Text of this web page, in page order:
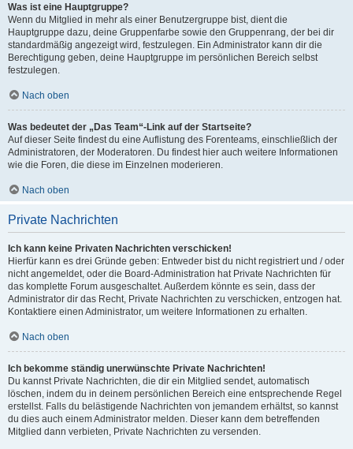
Was ist eine Hauptgruppe?
Wenn du Mitglied in mehr als einer Benutzergruppe bist, dient die
Hauptgruppe dazu, deine Gruppenfarbe sowie den Gruppenrang, der bei dir
standardmäßig angezeigt wird, festzulegen. Ein Administrator kann dir die
Berechtigung geben, deine Hauptgruppe im persönlichen Bereich selbst
festzulegen.
Nach oben
Was bedeutet der „Das Team“-Link auf der Startseite?
Auf dieser Seite findest du eine Auflistung des Forenteams, einschließlich der
Administratoren, der Moderatoren. Du findest hier auch weitere Informationen
wie die Foren, die diese im Einzelnen moderieren.
Nach oben
Private Nachrichten
Ich kann keine Privaten Nachrichten verschicken!
Hierfür kann es drei Gründe geben: Entweder bist du nicht registriert und / oder
nicht angemeldet, oder die Board-Administration hat Private Nachrichten für
das komplette Forum ausgeschaltet. Außerdem könnte es sein, dass der
Administrator dir das Recht, Private Nachrichten zu verschicken, entzogen hat.
Kontaktiere einen Administrator, um weitere Informationen zu erhalten.
Nach oben
Ich bekomme ständig unerwünschte Private Nachrichten!
Du kannst Private Nachrichten, die dir ein Mitglied sendet, automatisch
löschen, indem du in deinem persönlichen Bereich eine entsprechende Regel
erstellst. Falls du belästigende Nachrichten von jemandem erhältst, so kannst
du dies auch einem Administrator melden. Dieser kann dem betreffenden
Mitglied dann verbieten, Private Nachrichten zu versenden.